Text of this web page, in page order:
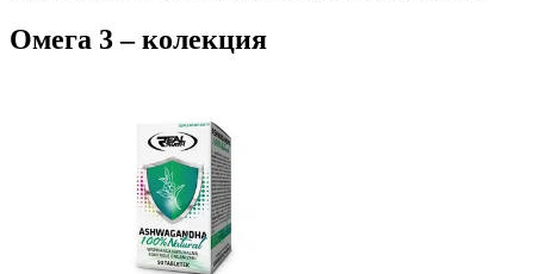
Омега 3 – колекция